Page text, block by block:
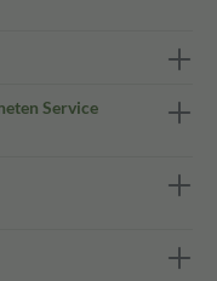
Service